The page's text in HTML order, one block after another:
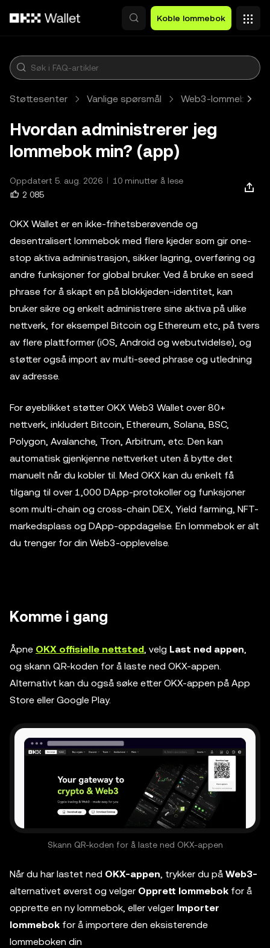
Koble lommebok
Støttesenter Vanlige spørsmål Web3-lommebok
Hvordan administrerer jeg
lommebok min? (app)
Oppdatert 5. aug. 2026
10 minutter å lese
2 085
OKX Wallet er en ikke-frihetsberøvende og
desentralisert lommebok med flere kjeder som gir one-
stop aktiva administrasjon, sikker lagring, overføring og
andre funksjoner for global bruker. Ved å bruke en seed
phrase for å skapt en på blokkjeden-identitet, kan
bruker sikre og enkelt administrere sine aktiva på ulike
nettverk, for eksempel Bitcoin og Ethereum etc, på tvers
av flere plattformer (iOS, Android og webutvidelse), og
støtter også import av multi-seed phrase og utledning
av adresse.
For øyeblikket støtter OKX Web3 Wallet over 80+
nettverk, inkludert Bitcoin, Ethereum, Solana, BSC,
Polygon, Avalanche, Tron, Arbitrum, etc. Den kan
automatisk gjenkjenne nettverket uten å bytte det
manuelt når du kobler til. Med OKX kan du enkelt få
tilgang til over 1,000 DApp-protokoller og funksjoner
som multi-chain og cross-chain DEX, Yield farming, NFT-
markedsplass og DApp-oppdagelse. En lommebok er alt
du trenger for din Web3-opplevelse.
Komme i gang
Åpne OKX offisielle nettsted, velg Last ned appen,
og skann QR-koden for å laste ned OKX-appen.
Alternativt kan du også søke etter OKX-appen på App
Store eller Google Play.
Skann QR-koden for å laste ned OKX-appen
Når du har lastet ned OKX-appen , trykker du på Web3-
alternativet øverst og velger Opprett lommebok for å
opprette en ny lommebok, eller velger Importer
lommebok for å importere den eksisterende
lommeboken din